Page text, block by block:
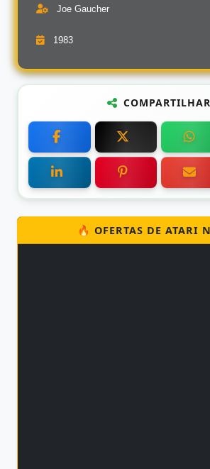
Joe Gaucher
1983
COMPARTILHAR
🔥 OFERTAS DE ATARI